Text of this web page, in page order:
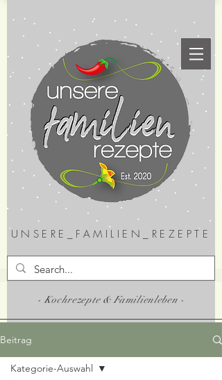
UNSERE_FAMILIEN_REZEPTE
- Kochrezepte & Familienleben -
Beitrag
Kategorie-Auswahl